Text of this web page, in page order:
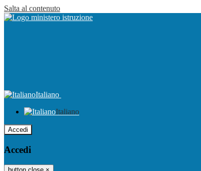
Salta al contenuto
Italiano
Italiano
Accedi
Accedi